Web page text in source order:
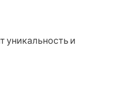
уникальность и